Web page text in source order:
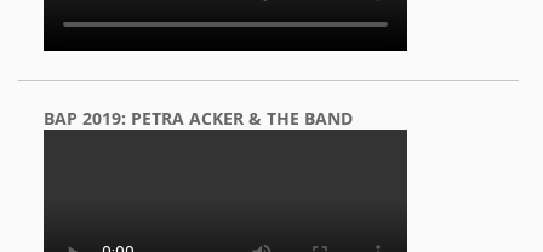
BAP 2019: PETRA ACKER & THE BAND